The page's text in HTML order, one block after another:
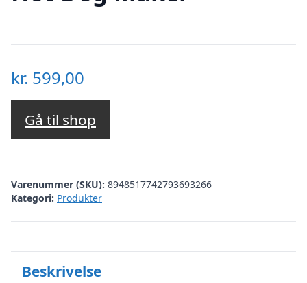
kr. 599,00
Gå til shop
Varenummer (SKU): 8948517742793693266
Kategori: Produkter
Beskrivelse